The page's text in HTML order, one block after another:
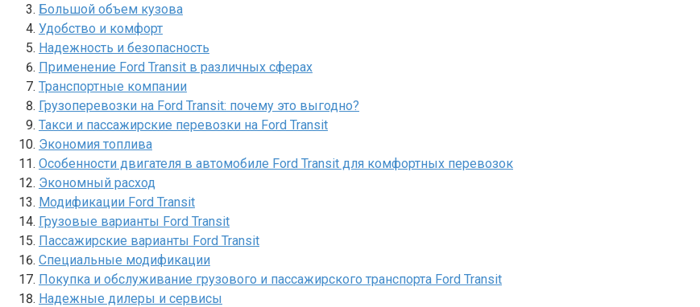
Большой объем кузова
Удобство и комфорт
Надежность и безопасность
Применение Ford Transit в различных сферах
Транспортные компании
Грузоперевозки на Ford Transit: почему это выгодно?
Такси и пассажирские перевозки на Ford Transit
Экономия топлива
Особенности двигателя в автомобиле Ford Transit для комфортных перевозок
Экономный расход
Модификации Ford Transit
Грузовые варианты Ford Transit
Пассажирские варианты Ford Transit
Специальные модификации
Покупка и обслуживание грузового и пассажирского транспорта Ford Transit
Надежные дилеры и сервисы